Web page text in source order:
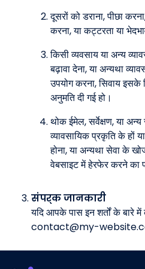
दूसरों को डराना, पीछा
करना, या कट्टरता या
किसी व्यवसाय या अन्य
बढ़ावा देना, या अन्यथा
उपयोग करना, सिवाय इसके
अनुमति दी गई हो।
थोक ईमेल, सर्वेक्षण, या
व्यावसायिक प्रकृति के हों
होना, या अन्यथा सेवा के
वेबसाइट में हेरफेर करने का
संपर्क जानकारी
यदि आपके पास इन शर्तों के बारे
contact@my-